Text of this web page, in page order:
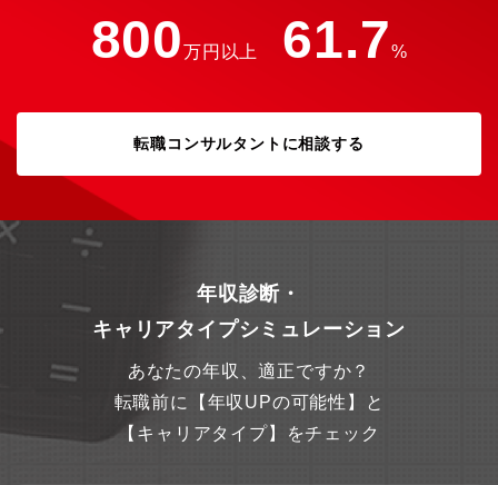
800万円以上 61.7%
転職コンサルタントに相談する
年収診断・
キャリアタイプシミュレーション
あなたの年収、適正ですか？
転職前に【年収UPの可能性】と
【キャリアタイプ】をチェック